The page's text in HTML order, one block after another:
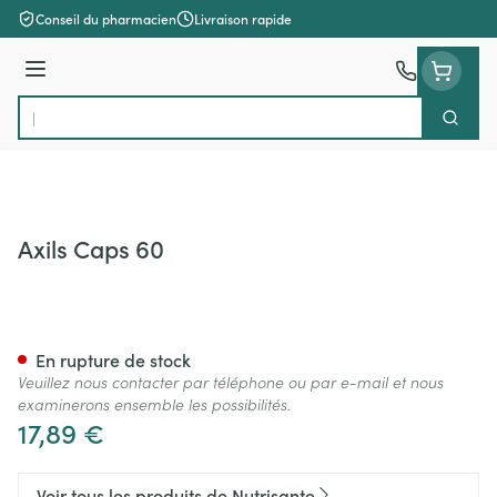
Aller au contenu
Conseil du pharmacien Livraison rapide
Menu
Rechercher
Axils Caps 60
17,89 €
En rupture de stock
Veuillez nous contacter par téléphone ou par e-mail et nous
examinerons ensemble les possibilités.